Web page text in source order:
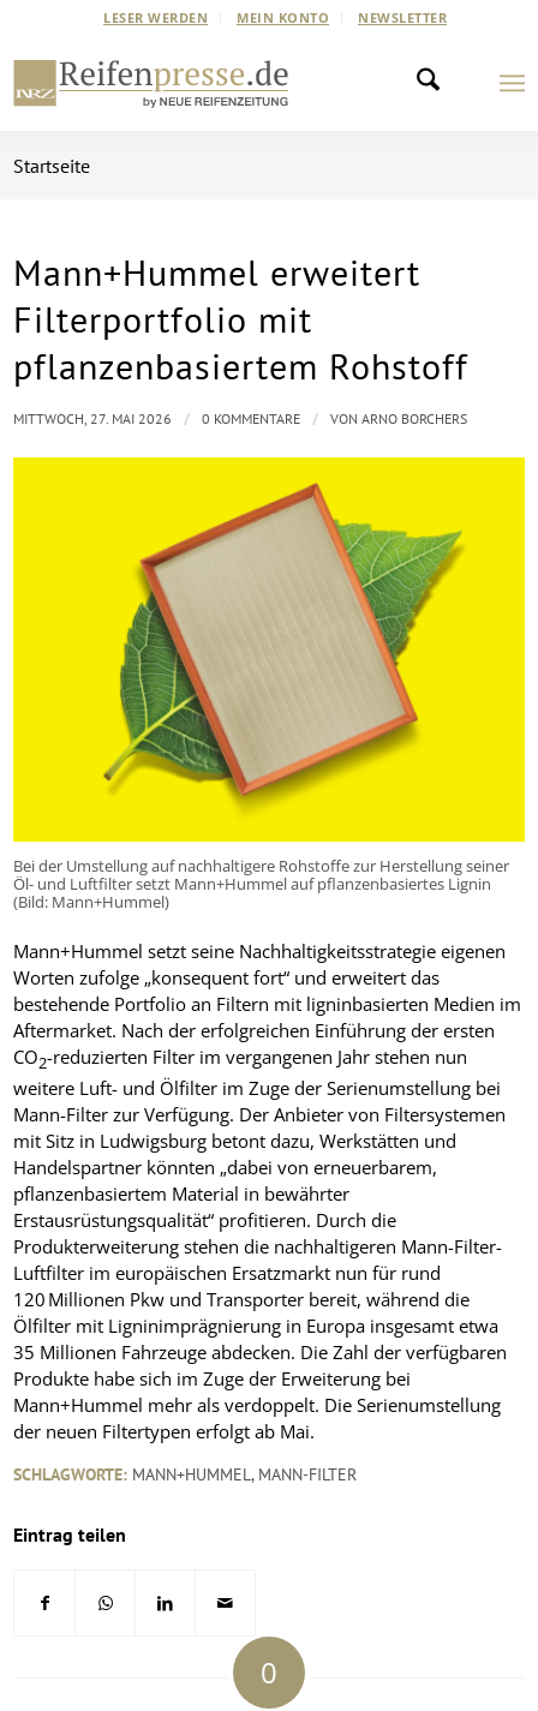
LESER WERDEN MEIN KONTO NEWSLETTER
Startseite
Mann+Hummel erweitert
Filterportfolio mit
pflanzenbasiertem Rohstoff
Bei der Umstellung auf nachhaltigere Rohstoffe zur Herstellung seiner
Öl- und Luftfilter setzt Mann+Hummel auf pflanzenbasiertes Lignin
(Bild: Mann+Hummel)
Mann+Hummel setzt seine Nachhaltigkeitsstrategie eigenen
Worten zufolge „konsequent fort“ und erweitert das
bestehende Portfolio an Filtern mit ligninbasierten Medien im
Aftermarket. Nach der erfolgreichen Einführung der ersten
CO2-reduzierten Filter im vergangenen Jahr stehen nun
weitere Luft- und Ölfilter im Zuge der Serienumstellung bei
Mann-Filter zur Verfügung. Der Anbieter von Filtersystemen
mit Sitz in Ludwigsburg betont dazu, Werkstätten und
Handelspartner könnten „dabei von erneuerbarem,
pflanzenbasiertem Material in bewährter
Erstausrüstungsqualität“ profitieren. Durch die
Produkterweiterung stehen die nachhaltigeren Mann-Filter-
Luftfilter im europäischen Ersatzmarkt nun für rund
120 Millionen Pkw und Transporter bereit, während die
Ölfilter mit Ligninimprägnierung in Europa insgesamt etwa
35 Millionen Fahrzeuge abdecken. Die Zahl der verfügbaren
Produkte habe sich im Zuge der Erweiterung bei
Mann+Hummel mehr als verdoppelt. Die Serienumstellung
der neuen Filtertypen erfolgt ab Mai.
MITTWOCH, 27. MAI 2026 / 0 KOMMENTARE / VONARNO BORCHERS
SCHLAGWORTE: MANN+HUMMEL, MANN-FILTER
Eintrag teilen
0